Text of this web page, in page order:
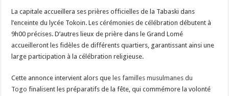
La capitale accueillera ses prières officielles de la Tabaski dans
l’enceinte du lycée Tokoin. Les cérémonies de célébration débutent à
9h00 précises. D’autres lieux de prière dans le Grand Lomé
accueilleront les fidèles de différents quartiers, garantissant ainsi une
large participation à la célébration religieuse.
Cette annonce intervient alors que les familles musulmanes du
Togo finalisent les préparatifs de la fête, qui commémore la volonté